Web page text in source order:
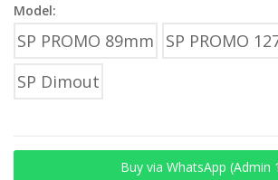
Model:
SP PROMO 89mm
SP PROMO
SP Dimout
Buy via WhatsApp (Admin